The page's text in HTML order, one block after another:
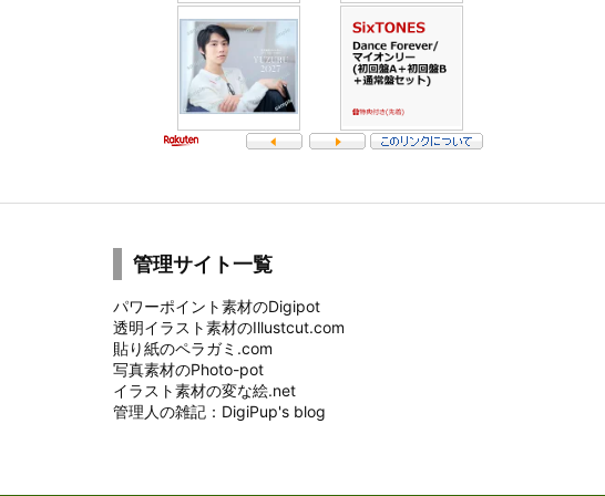
管理サイト一覧
パワーポイント素材のDigipot
透明イラスト素材のIllustcut.com
貼り紙のペラガミ.com
写真素材のPhoto-pot
イラスト素材の変な絵.net
管理人の雑記：DigiPup's blog